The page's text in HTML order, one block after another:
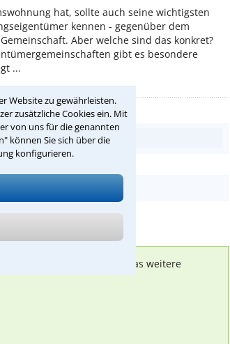
Website zu gewährleisten.
zusätzliche Cookies ein. Mit
von uns für die genannten
können Sie sich über die
konfigurieren.
hat, sollte auch seine wichtigsten
kennen - gegenüber dem
Aber welche sind das konkret?
gibt es besondere
...
bei Ihnen melden, um das weitere